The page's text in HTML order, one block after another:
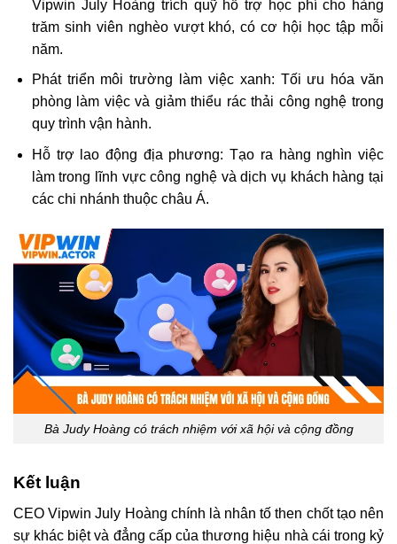
Vipwin July Hoàng trích quỹ hỗ trợ học phí cho hàng
trăm sinh viên nghèo vượt khó, có cơ hội học tập mỗi
năm.
Phát triển môi trường làm việc xanh: Tối ưu hóa văn
phòng làm việc và giảm thiểu rác thải công nghệ trong
quy trình vận hành.
Hỗ trợ lao động địa phương: Tạo ra hàng nghìn việc
làm trong lĩnh vực công nghệ và dịch vụ khách hàng tại
các chi nhánh thuộc châu Á.
Bà Judy Hoàng có trách nhiệm với xã hội và cộng đồng
Kết luận
CEO Vipwin July Hoàng chính là nhân tố then chốt tạo nên
sự khác biệt và đẳng cấp của thương hiệu nhà cái trong kỷ